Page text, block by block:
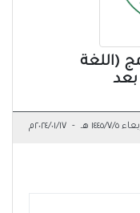
(اللغة
بعد
١٤٤٥/٧/٥ هـ - ٢٠٢٤/٠١/١٧م